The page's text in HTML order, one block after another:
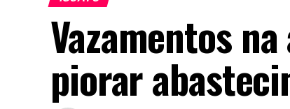
Vazamentos
piorar